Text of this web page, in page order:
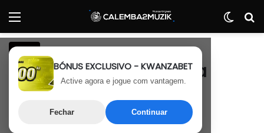
Menu
BÓNUS EXCLUSIVO - KWANZABET
Active agora e jogue com vantagem.
Fechar Continuar
Zouk
Wizymar Carlos – Minha
Esposa
Última atualização: 1 de Julho, 2026